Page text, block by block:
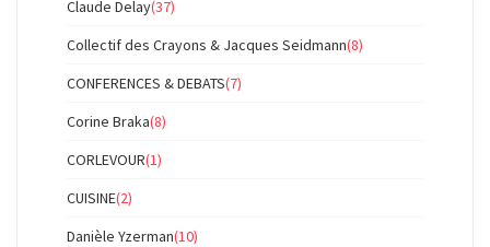
Claude Delay(37)
Collectif des Crayons & Jacques Seidmann(8)
CONFERENCES & DEBATS(7)
Corine Braka(8)
CORLEVOUR(1)
CUISINE(2)
Danièle Yzerman(10)